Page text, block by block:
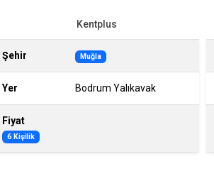
Kentplus
Şehir Muğla
Yer Bodrum Yalıkavak
Fiyat
6 Kişilik